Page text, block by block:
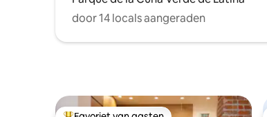
door 14 locals aangeraden